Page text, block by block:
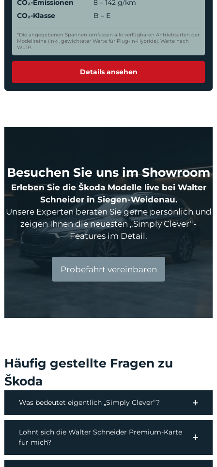
CO₂-Emissionen
8 – 142 g/km
CO₂-Klasse
B – E
*Die angegebenen Spannen umfassen alle verfügbaren Antriebsarten der
Modellreihe (inkl. gewichteter Werte für Plug-in-Hybride). Werte nach
WLTP.
Details ansehen
Besuchen Sie uns im Showroom
Erleben Sie die Škoda Modelle live bei Walter
Schneider in Siegen-Weidenau.
Unsere Experten beraten Sie gerne persönlich und
zeigen Ihnen die neuesten „Simply Clever“-
Features im Detail.
Probefahrt vereinbaren
Häufig gestellte Fragen zu
Škoda
Was bedeutet eigentlich „Simply Clever“?
Lohnt sich die Walter Schneider Premium-Karte
für mich?